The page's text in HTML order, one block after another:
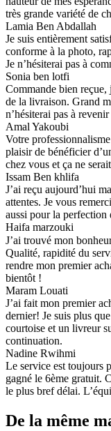
très grande variété de
Lamia Ben Abdallah
Je suis entièrement
conforme à la photo,
Je n’hésiterai pas à
Sonia ben lotfi
Commande bien reçue,
de la livraison. Grand
n’hésiterai pas à
Amal Yakoubi
Votre
plaisir de bénéficier
chez vous et ça ne
Issam Ben khlifa
J’ai reçu aujourd’hui
attentes. Je vous
aussi pour la
Haifa marzouki
J’ai trouvé mon
Qualité, rapidité du
rendre mon premier
bientôt !
Maram Louati
J’ai fait mon premier
dernier! Je suis plus
courtoise et un livreur
continuation.
Nadine Rwihmi
Le service est toujours
gagné le 6ème gratuit.
le plus bref délai.
De la même